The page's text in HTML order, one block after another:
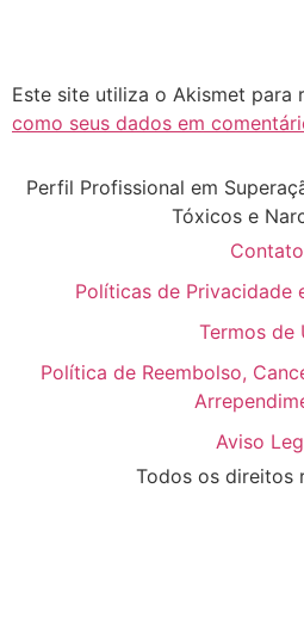
Este site utiliza o Akismet para
como seus dados em
Perfil Profissional em
Tóxicos e
Contato
Políticas de Privacidade
Termos de
Política de Reembolso,
Aviso
Todos os direitos